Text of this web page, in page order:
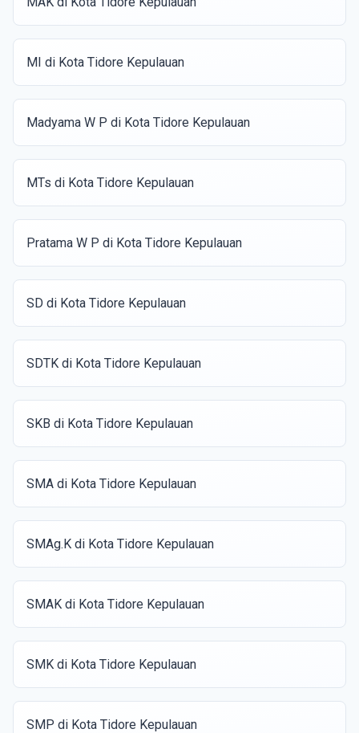
MI di Kota Tidore Kepulauan
Madyama W P di Kota Tidore Kepulauan
MTs di Kota Tidore Kepulauan
Pratama W P di Kota Tidore Kepulauan
SD di Kota Tidore Kepulauan
SDTK di Kota Tidore Kepulauan
SKB di Kota Tidore Kepulauan
SMA di Kota Tidore Kepulauan
SMAg.K di Kota Tidore Kepulauan
SMAK di Kota Tidore Kepulauan
SMK di Kota Tidore Kepulauan
SMP di Kota Tidore Kepulauan